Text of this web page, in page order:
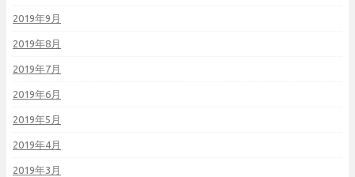
2019年9月
2019年8月
2019年7月
2019年6月
2019年5月
2019年4月
2019年3月